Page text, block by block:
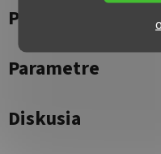
Popis
Parametre
Diskusia